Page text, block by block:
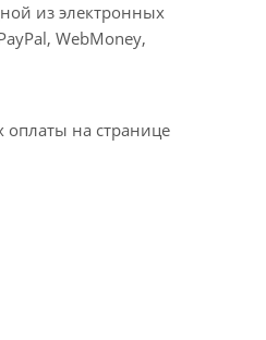
из электронных
WebMoney,
оплаты на странице